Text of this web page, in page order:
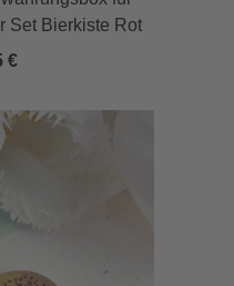
Set Bierkiste Rot
€